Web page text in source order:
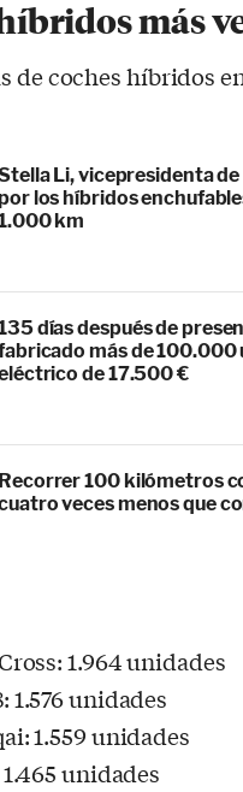
más
de coches híbridos
Li, vicepresidenta
los híbridos
km
días después de
más de 100.000
de 17.500 €
Recorrer 100 kilómetros
veces menos que
1.964 unidades
1.576 unidades
1.559 unidades
unidades